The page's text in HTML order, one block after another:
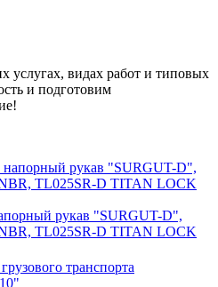
услугах, видах работ и типовых
и подготовим
рукав "SURGUT-D",
TL025SR-D TITAN LOCK